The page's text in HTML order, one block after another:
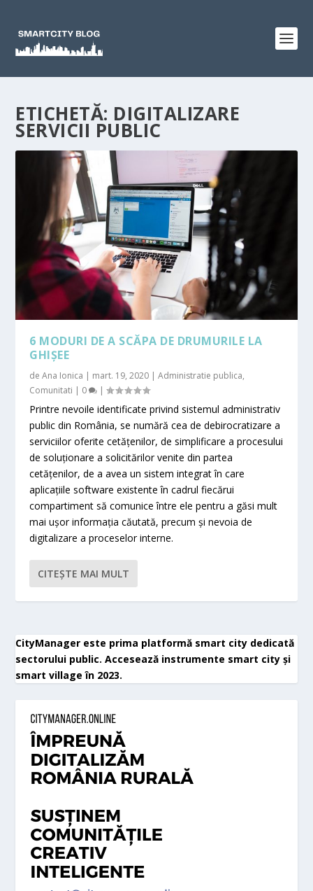
ETICHETĂ: DIGITALIZARE
SERVICII PUBLIC
6 MODURI DE A SCĂPA DE DRUMURILE LA
GHIȘEE
deAna Ionica | mart. 19, 2020 |Administratie publica,
Comunitati | 0 |
Printre nevoile identificate privind sistemul administrativ
public din România, se numără cea de debirocratizare a
serviciilor oferite cetăţenilor, de simplificare a procesului
de soluţionare a solicitărilor venite din partea
cetăţenilor, de a avea un sistem integrat în care
aplicațiile software existente în cadrul fiecărui
compartiment să comunice între ele pentru a găsi mult
mai ușor informația căutată, precum și nevoia de
digitalizare a proceselor interne.
CITEŞTE MAI MULT
CityManager este prima platformă smart city dedicată
sectorului public. Accesează instrumente smart city și
smart village în 2023.